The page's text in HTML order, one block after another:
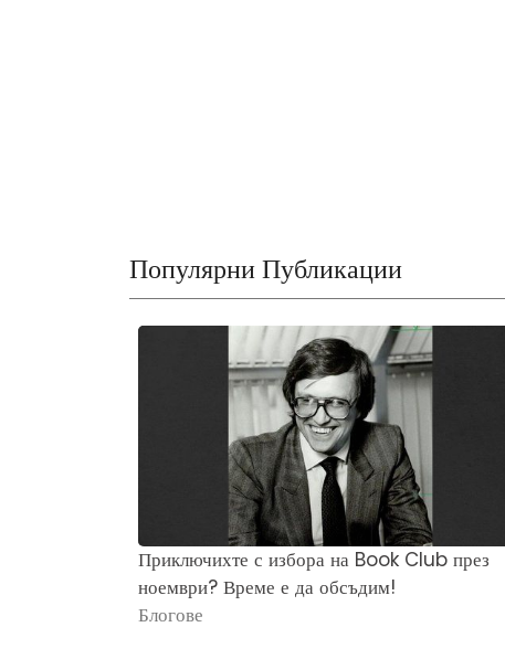
Популярни Публикации
Приключихте с избора на Book Club през
ноември? Време е да обсъдим!
Блогове